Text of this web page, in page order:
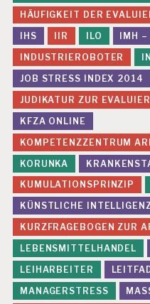
HÄUFIGKEIT DER
IHS
IIR ILO
IMH
INDUSTRIEROBOTER
JOB STRESS INDEX 2014
JUDIKATUR ZUR
KFZA ONLINE
KOMPETENZZENTRUM
KORUNKA
KUMULATIONSPRINZIP
KÜNSTLICHE
KURZFRAGEBOGEN ZUR
LEBENSMITTELHANDEL
LEIHARBEITER
MANAGERSTRESS